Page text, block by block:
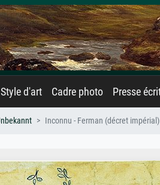
Style d'art Cadre photo Presse
Inconnu - Ferman (décret